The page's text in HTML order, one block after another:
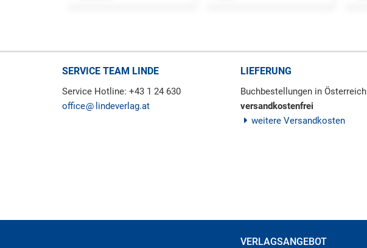
SERVICE TEAM LINDE
Service Hotline: +43 1 24 630
office
lindeverlag.at
LIEFERUNG
Buchbestellungen in Österreich
versandkostenfrei
weitere Versandkosten
VERLAGSANGEBOT